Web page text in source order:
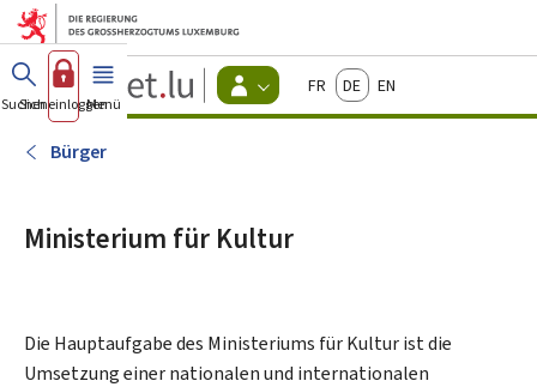
Zum Hauptmenü
Zum Inhalt
Guichet.lu
Changer
d'espace
FrançaisDeutschEnglish
Suchen
Sich einloggen
Menü Haupt-
Bürger
Ministerium für Kultur
Die Hauptaufgabe des Ministeriums für Kultur ist die
Umsetzung einer nationalen und internationalen